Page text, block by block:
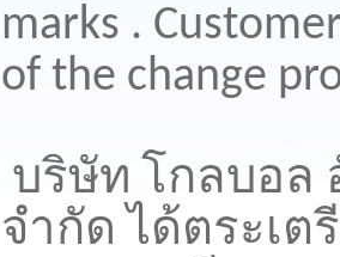
marks .
of the change
บริษัท โกลบอล
จำกัด ได้ตระเ